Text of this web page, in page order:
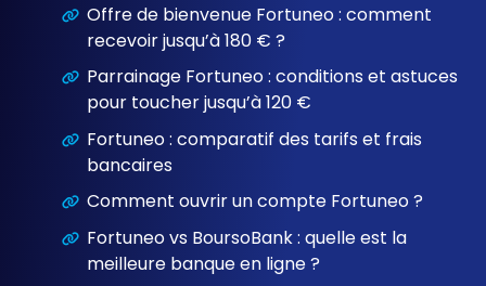
Offre de bienvenue Fortuneo : comment
recevoir jusqu’à 180 € ?
Parrainage Fortuneo : conditions et astuces
pour toucher jusqu’à 120 €
Fortuneo : comparatif des tarifs et frais
bancaires
Comment ouvrir un compte Fortuneo ?
Fortuneo vs BoursoBank : quelle est la
meilleure banque en ligne ?